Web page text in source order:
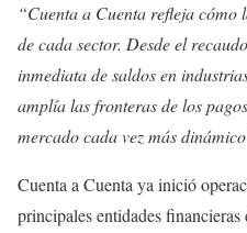
“Cuenta a Cuenta refleja
de cada sector. Desde el
inmediata de saldos en
amplía las fronteras de los
mercado cada vez más
Cuenta a Cuenta ya inició
principales entidades